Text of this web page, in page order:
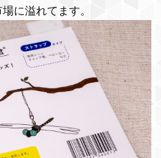
に溢れてます。